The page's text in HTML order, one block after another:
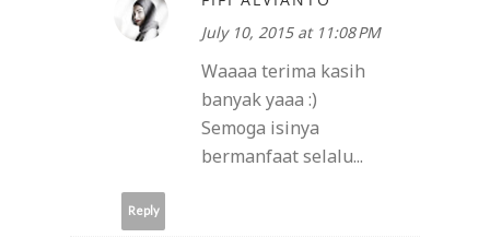
July 10, 2015 at 11:08 PM
Waaaa terima kasih
banyak yaaa :)
Semoga isinya
bermanfaat selalu...
Reply